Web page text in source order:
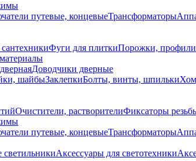
путевые, концевыеТрансформаторы
Фуги для плиткиПорожки, профили
Доводчики дверные
шайбыЗаклепкиБолты, винты, шпильки
Очистители, растворителиФиксаторы
путевые, концевыеТрансформаторы
светильникиАксессуары для светотехники